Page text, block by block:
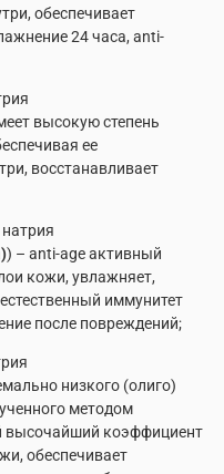
обеспечивает
24 часа, anti-
высокую степень
ее
восстанавливает
)) – anti-age активный
кожи, увлажняет,
иммунитет
после повреждений;
низкого (олиго)
методом
высочайший коэффициент
обеспечивает